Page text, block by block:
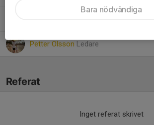
Petter Olsson Ledare
Referat
Inget referat skrivet
Bara nödvändiga